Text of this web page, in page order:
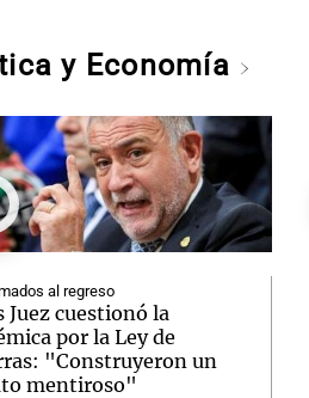
y Economía
al regreso
Juez cuestionó la
por la Ley de
"Construyeron un
mentiroso"